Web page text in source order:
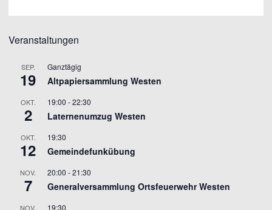
Veranstaltungen
SEP.
19
Ganztägig
Altpapiersammlung Westen
OKT.
2
19:00 -22:30
Laternenumzug Westen
OKT.
12
19:30
Gemeindefunkübung
NOV.
7
20:00 -21:30
Generalversammlung Ortsfeuerwehr Westen
NOV. 19:30